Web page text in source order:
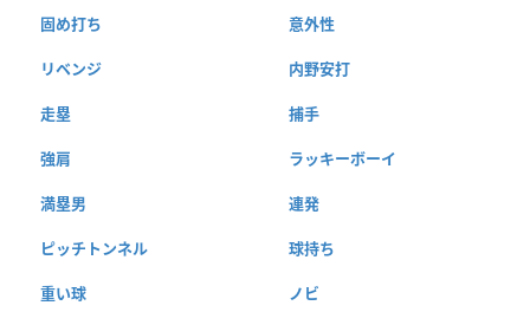
固め打ち 意外性
リベンジ 内野安打
走塁 捕手
強肩 ラッキーボーイ
満塁男 連発
ピッチトンネル 球持ち
重い球 ノビ